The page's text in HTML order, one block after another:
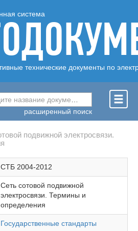
система
технические документы по
Введите название документа ...
расширенный поиск
подвижной электросвязи.
СТБ 2004-2012
Сеть сотовой подвижной
электросвязи. Термины и
определения
Государственные стандарты